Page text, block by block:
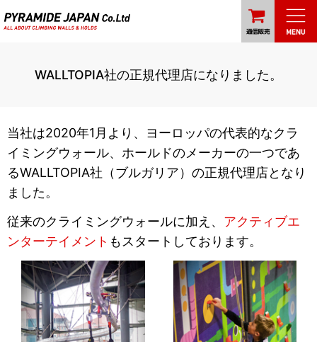
WALLTOPIA社の正規代理店になりました。
当社は2020年1月より、ヨーロッパの代表的なクラ
イミングウォール、ホールドのメーカーの一つであ
るWALLTOPIA社（ブルガリア）の正規代理店となり
ました。
従来のクライミングウォールに加え、 アクティブエ
ンターテイメント もスタートしております。